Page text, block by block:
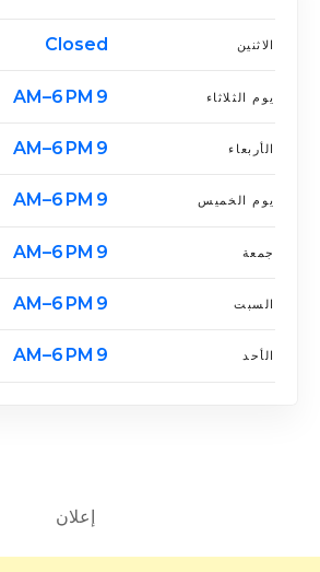
الاثنين Closed
يوم الثلاثاء 9 AM–6 PM
الأربعاء 9 AM–6 PM
يوم الخميس 9 AM–6 PM
جمعة 9 AM–6 PM
السبت 9 AM–6 PM
الأحد 9 AM–6 PM
إعلان